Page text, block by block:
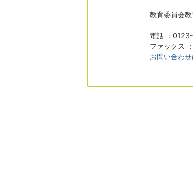
教育委員会
電話 ：
ファックス
お問い合わ